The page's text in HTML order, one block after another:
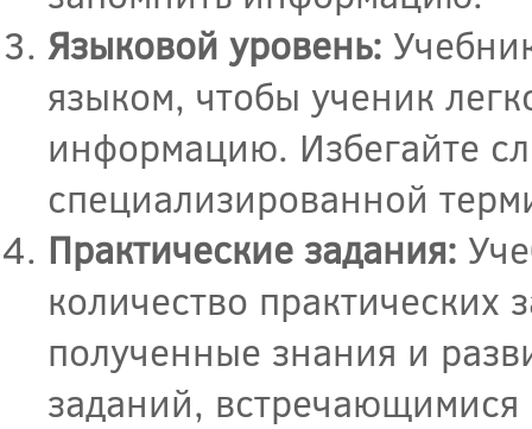
Языковой уровень:
языком, чтобы ученик
информацию. Избегайте
специализированной
Практические задания:
количество практических
полученные знания и
заданий,